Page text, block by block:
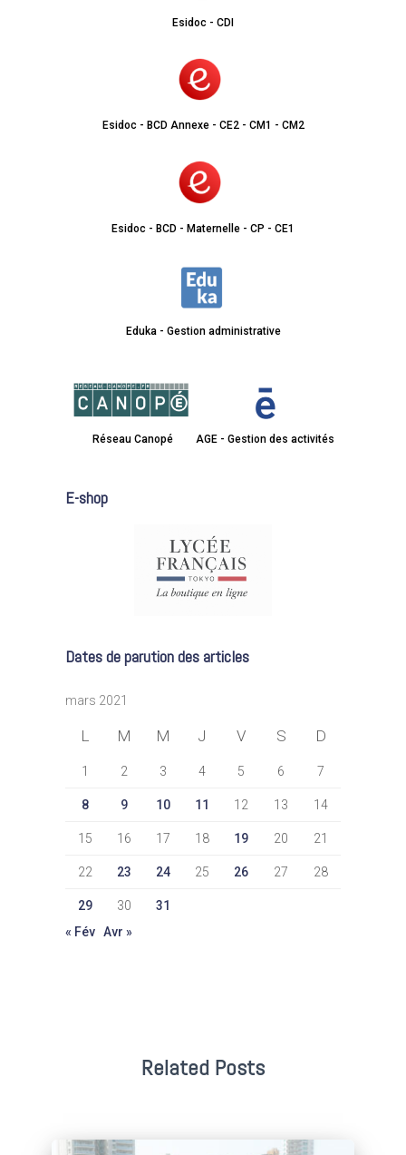
Esidoc - CDI
Esidoc - BCD Annexe - CE2 - CM1 - CM2
Esidoc - BCD - Maternelle - CP - CE1
Eduka - Gestion administrative
Réseau Canopé AGE - Gestion des activités
E-shop
Dates de parution des articles
mars 2021
L M M J V S D
1 2 3 4 5 6 7
8 9 10 11 12 13 14
15 16 17 18 19 20 21
22 23 24 25 26 27 28
29 30
31
« Fév Avr »
Related Posts